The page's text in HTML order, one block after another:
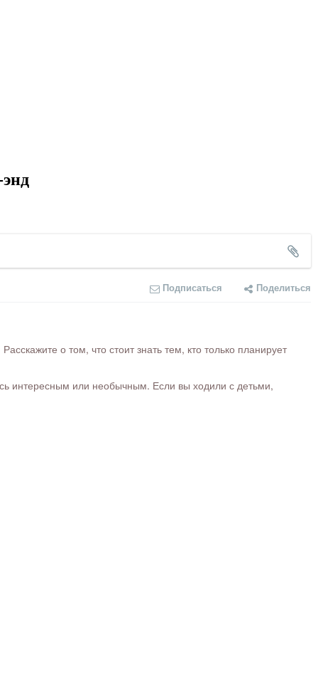
Подписаться Поделиться
о том, что стоит знать тем, кто только планирует
интересным или необычным. Если вы ходили с детьми,